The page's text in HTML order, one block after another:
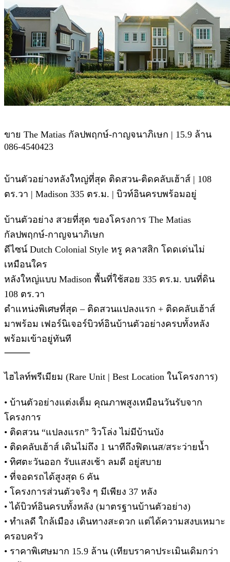
ขาย The Matias กัลปพฤกษ์-กาญจนาภิเษก | 15.9 ล้าน
086-4540423
บ้านตัวอย่างหลังใหญ่ที่สุด ติดสวน-ติดคลับเฮ้าส์ | 108
ตร.วา | Madison 335 ตร.ม. | บิวท์อินครบพร้อมอยู่
บ้านตัวอย่าง สวยที่สุด ของโครงการ The Matias
กัลปพฤกษ์-กาญจนาภิเษก
ดีไซน์ Dutch Colonial Style หรู คลาสสิก โดดเด่นไม่
เหมือนใคร
หลังใหญ่แบบ Madison พื้นที่ใช้สอย 335 ตร.ม. บนที่ดิน
108 ตร.วา
ตำแหน่งพิเศษที่สุด – ติดสวนแปลงแรก + ติดคลับเฮ้าส์
มาพร้อม เฟอร์นิเจอร์บิวท์อินบ้านตัวอย่างครบทั้งหลัง
พร้อมเข้าอยู่ทันที
⸻
ไฮไลท์พรีเมียม (Rare Unit | Best Location ในโครงการ)
• บ้านตัวอย่างแต่งเต็ม คุณภาพสูงเหมือนวันรับจาก
โครงการ
• ติดสวน “แปลงแรก” วิวโล่ง ไม่มีบ้านบัง
• ติดคลับเฮ้าส์ เดินไม่ถึง 1 นาทีถึงฟิตเนส/สระว่ายน้ำ
• ทิศตะวันออก รับแสงเช้า ลมดี อยู่สบาย
• ที่จอดรถได้สูงสุด 6 คัน
• โครงการส่วนตัวจริง ๆ มีเพียง 37 หลัง
• ได้บิวท์อินครบทั้งหลัง (มาตรฐานบ้านตัวอย่าง)
• ทำเลดี ใกล้เมือง เดินทางสะดวก แต่ได้ความสงบเหมาะ
ครอบครัว
• ราคาพิเศษมาก 15.9 ล้าน (เทียบราคาประเมินเดิมกว่า